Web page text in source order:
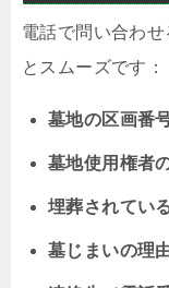
電話で問い合わ
とスムーズです：
墓地の区画番
墓地使用権者
埋葬されてい
墓じまいの理